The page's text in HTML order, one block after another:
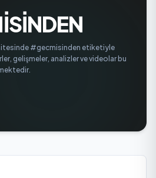
#gecmisinden etiketiyle
gelişmeler, analizler ve videolar bu